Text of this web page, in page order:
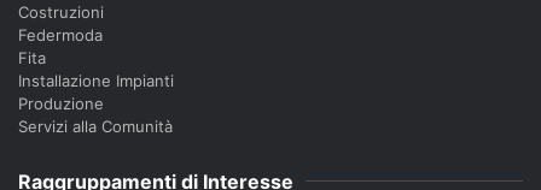
Costruzioni
Federmoda
Fita
Installazione Impianti
Produzione
Servizi alla Comunità
Raggruppamenti di Interesse